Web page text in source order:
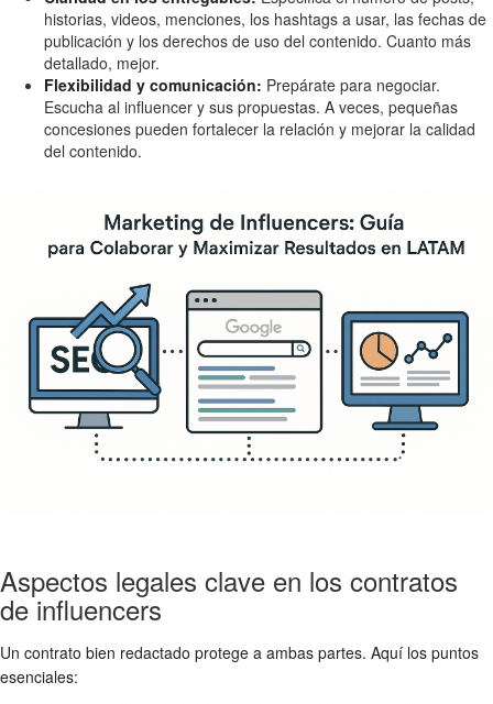
historias, videos, menciones, los hashtags a usar, las fechas de
publicación y los derechos de uso del contenido. Cuanto más
detallado, mejor.
Flexibilidad y comunicación: Prepárate para negociar.
Escucha al influencer y sus propuestas. A veces, pequeñas
concesiones pueden fortalecer la relación y mejorar la calidad
del contenido.
Aspectos legales clave en los contratos
de influencers
Un contrato bien redactado protege a ambas partes. Aquí los puntos
esenciales: